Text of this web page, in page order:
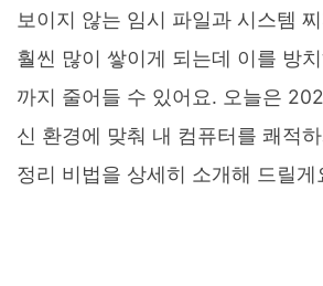
보이지 않는 임시 파일과 시스템
훨씬 많이 쌓이게 되는데 이를 방
까지 줄어들 수 있어요. 오늘은
신 환경에 맞춰 내 컴퓨터를 쾌적
정리 비법을 상세히 소개해 드릴게